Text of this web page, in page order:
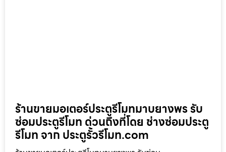
ร้านขายมอเตอร์ประตูรีโมทมาบยางพร รับ
ซ่อมประตูรีโมท ด่วนถึงที่โดย ช่างซ่อมประตู
รีโมท จาก ประตูรั้วรีโมท.com